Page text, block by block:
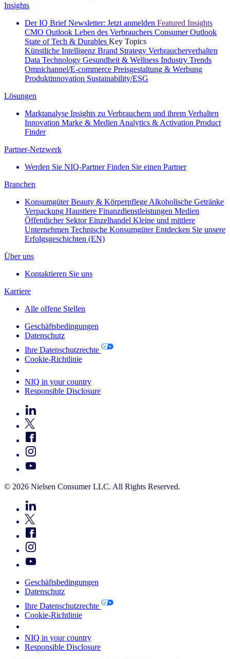
Insights
Der IQ Brief Newsletter: Jetzt anmelden Featured Insights
CMO Outlook Leben des Verbrauchers Consumer Outlook
State of Tech & Durables Key Topics
Künstliche Intelligenz Brand Strategy Verbraucherverhalten
Data Technology Gesundheit & Wellness Industry Trends
Omnichannel/E-commerce Preisgestaltung & Werbung
Produktinnovation Sustainability/ESG
Lösungen
Marktanalyse Insights zu Verbrauchern und ihrem Verhalten
Innovation Marke & Medien Analytics & Activation Product
Finder
Partner-Netzwerk
Werden Sie NIQ-Partner Finden Sie einen Partner
Branchen
Konsumgüter Beauty & Körperpflege Alkoholische Getränke
Verpackung Haustiere Finanzdienstleistungen Medien
Öffentlicher Sektor Einzelhandel Kleine und mittlere
Unternehmen Technische Konsumgüter Entdecken Sie unsere
Erfolgsgeschichten (EN)
Über uns
Kontaktieren Sie uns
Karriere
Alle offene Stellen
Geschäftsbedingungen
Datenschutz
Ihre Datenschutzrechte
Cookie-Richtlinie
NIQ in your country
Responsible Disclosure
© 2026 Nielsen Consumer LLC. All Rights Reserved.
Geschäftsbedingungen
Datenschutz
Ihre Datenschutzrechte
Cookie-Richtlinie
NIQ in your country
Responsible Disclosure